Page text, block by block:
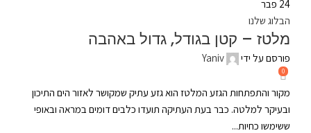
24 פבר
הבלוג שלנו
מלטז – קטן בגודל, גדול באהבה
פורסם על ידי Yaniv
0
מקור והתפתחות הגזע המלטז הוא גזע עתיק שמקושר לאזור הים התיכון
ובעיקר למלטה. כבר בעת העתיקה תועדו כלבים דומים במראה ובאופי
ששימשו כחיות...